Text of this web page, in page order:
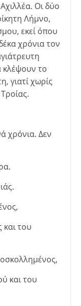
Οι δύο
Λήμνο,
εκεί όπου
χρόνια τον
κλέψουν το
γιατί χωρίς
χρόνια. Δεν
και του
και του